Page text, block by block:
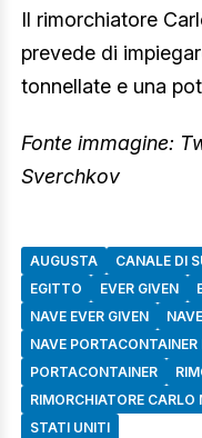
Il rimorchiatore
prevede di
tonnellate e una
Fonte immagine:
Sverchkov
AUGUSTA CANALE DI
EGITTO
EVER GIVEN
NAVE EVER GIVEN
NAVE PORTACONTAINER
PORTACONTAINER
RIMORCHIATORE CARLO
STATI UNITI